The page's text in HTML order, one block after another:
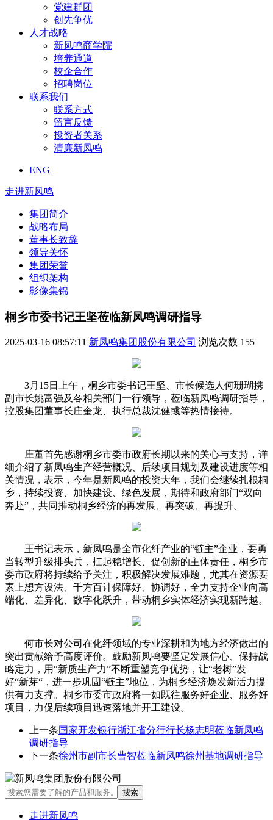
党建群团
创先争优
人才战略
新凤鸣商学院
培养通道
校企合作
招聘岗位
联系我们
联系方式
留言反馈
投资者关系
清廉新凤鸣
ENG
走进新凤鸣
集团简介
战略布局
董事长致辞
领导关怀
集团荣誉
组织架构
影像集锦
桐乡市委书记王坚莅临新凤鸣调研指导
2025-03-16 08:57:11 新凤鸣集团股份有限公司 浏览次数 155
3月15日上午，桐乡市委书记王坚、市长候选人何珊瑚携
副市长姚富强及各相关部门一行领导，莅临新凤鸣调研指导，
控股集团董事长庄奎龙、执行总裁沈健彧等热情接待。
庄董首先感谢桐乡市委市政府长期以来的关心与支持，详
细介绍了新凤鸣生产经营概况、后续项目规划及建设进度等相
关情况，表示，今年是新凤鸣的投资大年，我们会继续扎根桐
乡，持续投资、加快建设、绿色发展，期待和政府部门“双向
奔赴”，共同推动桐乡经济的再发展、再突破、再提升。
王书记表示，新凤鸣是全市化纤产业的“链主”企业，要勇
当转型升级排头兵，扛起稳增长、促创新的主体责任，桐乡市
委市政府将持续给予关注，积极解决发展难题，尤其在资源要
素上想方设法、千方百计保障好、协调好，全力支持企业向高
端化、差异化、数字化跃升，带动桐乡实体经济实现新跨越。
何市长对公司在化纤领域的专业深耕和为地方经济做出的
突出贡献给予高度评价。鼓励新凤鸣要坚定发展信心、保持战
略定力，用“新质生产力”不断重塑竞争优势，让“老树”发
好“新芽“，进一步巩固“链主”地位，为桐乡经济焕发新活力提
供有力支撑。桐乡市委市政府将一如既往服务好企业、服务好
项目，力促后续项目迅速落地并开工建设。
上一条国家开发银行浙江省分行行长杨志明莅临新凤鸣
调研指导
下一条徐州市副市长曹智莅临新凤鸣徐州基地调研指导
走进新凤鸣